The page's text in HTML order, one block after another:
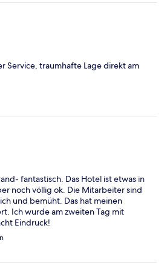
Service, traumhafte Lage direkt am
fantastisch. Das Hotel ist etwas in
noch völlig ok. Die Mitarbeiter sind
und bemüht. Das hat meinen
Ich wurde am zweiten Tag mit
Eindruck!